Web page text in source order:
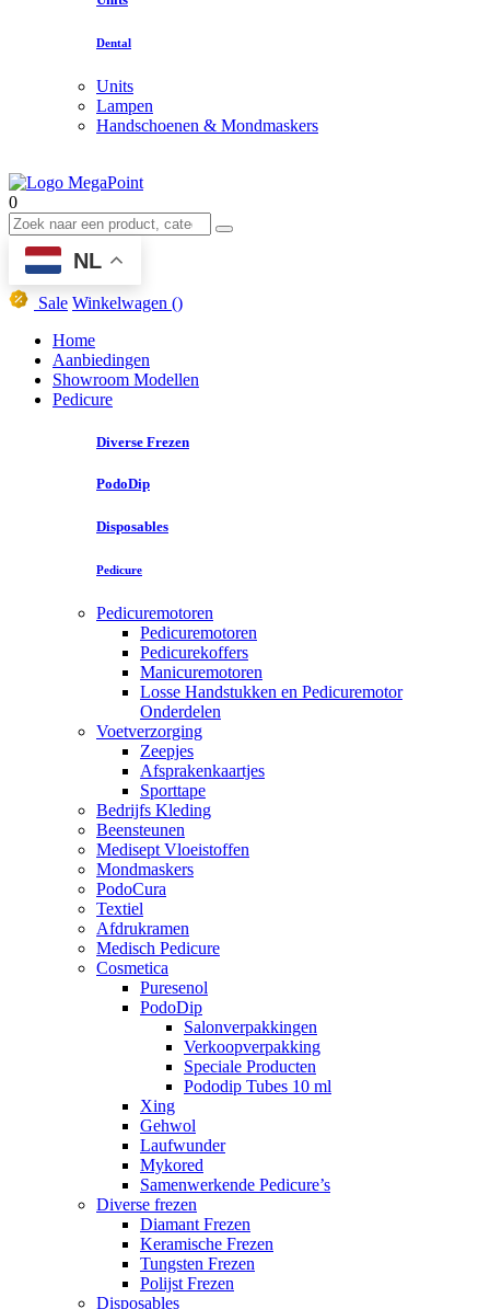
Dental
Units
Lampen
Handschoenen & Mondmaskers
0
NL
Sale Winkelwagen ()
Home
Aanbiedingen
Showroom Modellen
Pedicure
Diverse Frezen
PodoDip
Disposables
Pedicure
Pedicuremotoren
Pedicuremotoren
Pedicurekoffers
Manicuremotoren
Losse Handstukken en Pedicuremotor
Onderdelen
Voetverzorging
Zeepjes
Afsprakenkaartjes
Sporttape
Bedrijfs Kleding
Beensteunen
Medisept Vloeistoffen
Mondmaskers
PodoCura
Textiel
Afdrukramen
Medisch Pedicure
Cosmetica
Puresenol
PodoDip
Salonverpakkingen
Verkoopverpakking
Speciale Producten
Pododip Tubes 10 ml
Xing
Gehwol
Laufwunder
Mykored
Samenwerkende Pedicure’s
Diverse frezen
Diamant Frezen
Keramische Frezen
Tungsten Frezen
Polijst Frezen
Disposables